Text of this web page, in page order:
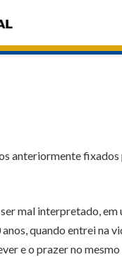
anteriormente fixados
mal interpretado,
quando entrei na
e o prazer no